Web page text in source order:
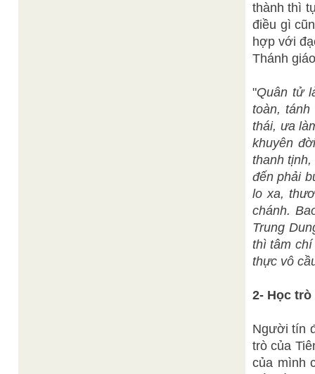
thành thì
điều gì
hợp với
Thánh
"Quân tử
toàn,
thái, ưa
khuyên
thanh
đến phải
lo xa,
chánh.
Trung
thì tâm
thực vô
2- Học
Người tín
trò của
của mình